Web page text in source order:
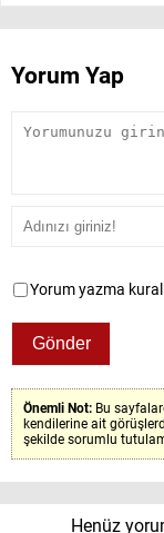
Yorum Yap
Yorum yazma
Önemli Not: Bu
kendilerine ait
şekilde sorumlu
Henüz